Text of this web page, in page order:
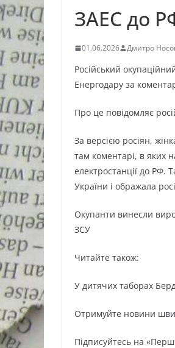
ЗАЕС до
01.06.2026 Дмитро
Російський
Енергодару за
Про це повідомляє
За версією росіян,
там коментарі, в яких
електростанції до РФ.
України і ображала
Окупанти винесли
ЗСУ
Читайте також:
У дитячих таборах
Oтримуйте нoвини
Підписуйтесь нa